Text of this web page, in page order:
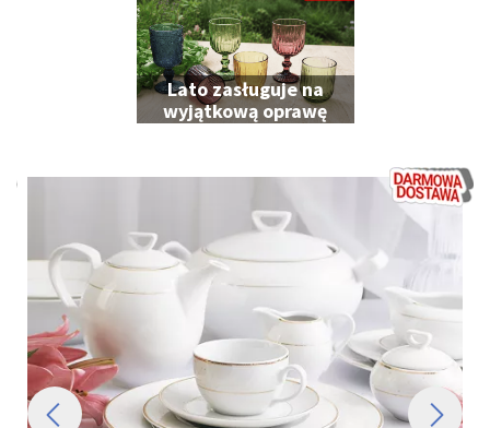
Lato zasługuje na
wyjątkową oprawę